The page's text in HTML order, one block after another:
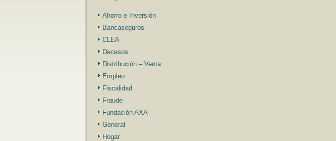
Ahorro e Inversión
Bancaseguros
CLEA
Decesos
Distribución – Venta
Empleo
Fiscalidad
Fraude
Fundación AXA
General
Hogar